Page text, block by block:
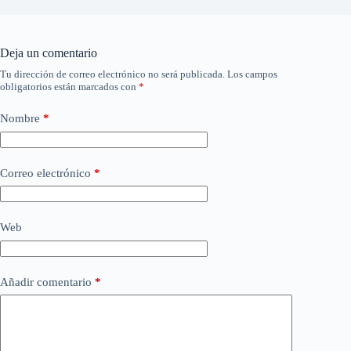
Deja un comentario
Tu dirección de correo electrónico no será publicada. Los campos
obligatorios están marcados con *
Nombre *
Correo electrónico *
Web
Añadir comentario *